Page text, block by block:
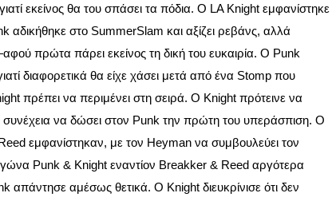
εκείνος θα του σπάσει τα πόδια. Ο LA Knight εμφανίστηκε
αδικήθηκε στο SummerSlam και αξίζει ρεβάνς, αλλά
πρώτα πάρει εκείνος τη δική του ευκαιρία. Ο Punk
διαφορετικά θα είχε χάσει μετά από ένα Stomp που
πρέπει να περιμένει στη σειρά. Ο Knight πρότεινε να
συνέχεια να δώσει στον Punk την πρώτη του υπεράσπιση. Ο
εμφανίστηκαν, με τον Heyman να συμβουλεύει τον
Punk & Knight εναντίον Breakker & Reed αργότερα
αμέσως θετικά. Ο Knight διευκρίνισε ότι δεν